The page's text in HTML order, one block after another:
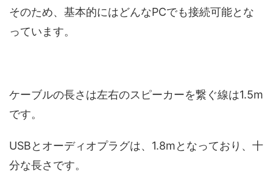
そのため、基本的にはどんなPCでも接続可能とな
っています。
ケーブルの長さは左右のスピーカーを繋ぐ線は1.5m
です。
USBとオーディオプラグは、1.8mとなっており、十
分な長さです。